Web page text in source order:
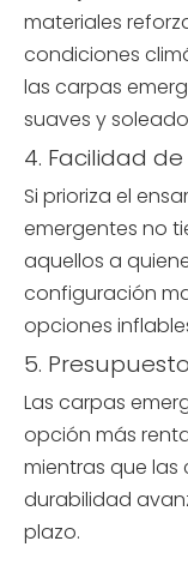
materiales
condiciones
las carpas
suaves y
4. Facilidad
Si prioriza el
emergentes no
aquellos a
configuración
opciones
5. Presupuesto
Las carpas
opción más
mientras que
durabilidad
plazo.